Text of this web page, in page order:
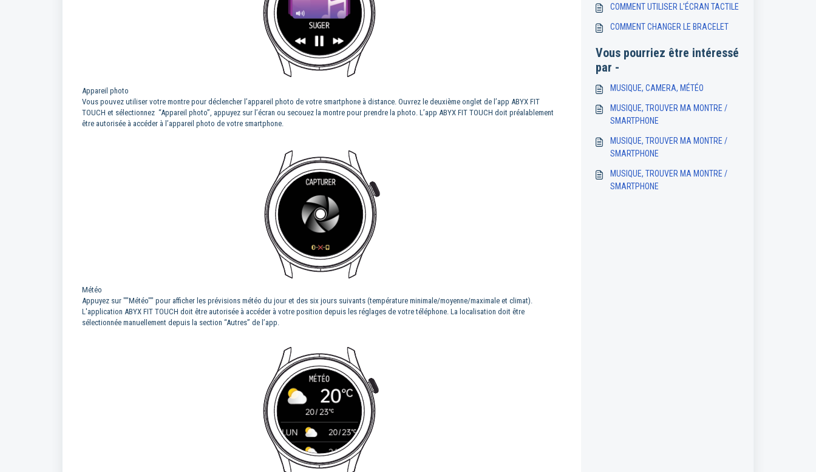
Appareil photo
Vous pouvez utiliser votre montre pour déclencher l’appareil photo de votre smartphone à distance. Ouvrez le deuxième onglet de l’app ABYX FIT
TOUCH et sélectionnez “Appareil photo”, appuyez sur l’écran ou secouez la montre pour prendre la photo. L’app ABYX FIT TOUCH doit préalablement
être autorisée à accéder à l’appareil photo de votre smartphone.
Météo
Appuyez sur ""Météo"" pour afficher les prévisions météo du jour et des six jours suivants (température minimale/moyenne/maximale et climat).
L'application ABYX FIT TOUCH doit être autorisée à accéder à votre position depuis les réglages de votre téléphone. La localisation doit être
sélectionnée manuellement depuis la section “Autres” de l’app.
COMMENT UTILISER L'ÉCRAN TACTILE
COMMENT CHANGER LE BRACELET
Vous pourriez être intéressé
par -
MUSIQUE, CAMERA, MÉTÉO
MUSIQUE, TROUVER MA MONTRE /
SMARTPHONE
MUSIQUE, TROUVER MA MONTRE /
SMARTPHONE
MUSIQUE, TROUVER MA MONTRE /
SMARTPHONE